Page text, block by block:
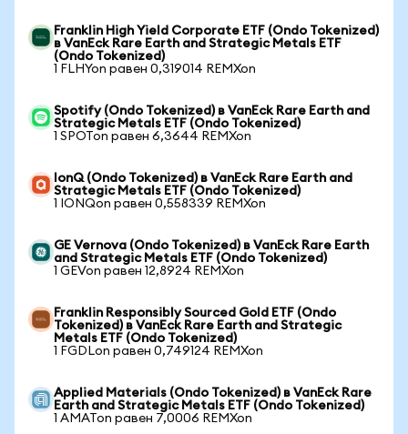
Franklin High Yield Corporate ETF (Ondo Tokenized)
в VanEck Rare Earth and Strategic Metals ETF
(Ondo Tokenized)
1 FLHYon равен 0,319014 REMXon
Spotify (Ondo Tokenized) в VanEck Rare Earth and
Strategic Metals ETF (Ondo Tokenized)
1 SPOTon равен 6,3644 REMXon
IonQ (Ondo Tokenized) в VanEck Rare Earth and
Strategic Metals ETF (Ondo Tokenized)
1 IONQon равен 0,558339 REMXon
GE Vernova (Ondo Tokenized) в VanEck Rare Earth
and Strategic Metals ETF (Ondo Tokenized)
1 GEVon равен 12,8924 REMXon
Franklin Responsibly Sourced Gold ETF (Ondo
Tokenized) в VanEck Rare Earth and Strategic
Metals ETF (Ondo Tokenized)
1 FGDLon равен 0,749124 REMXon
Applied Materials (Ondo Tokenized) в VanEck Rare
Earth and Strategic Metals ETF (Ondo Tokenized)
1 AMATon равен 7,0006 REMXon